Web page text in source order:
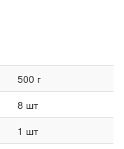
500 г
8 шт
1 шт